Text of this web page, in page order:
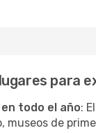
para
todo el año:
museos de